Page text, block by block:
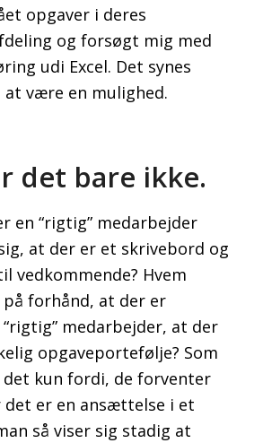
opgaver i deres
og forsøgt mig med
udi Excel. Det synes
at være en mulighed.
det bare ikke.
en “rigtig” medarbejder
at der er et skrivebord og
vedkommende? Hvem
forhånd, at der er
medarbejder, at der
opgaveportefølje? Som
det kun fordi, de forventer
det er en ansættelse i et
så viser sig stadig at